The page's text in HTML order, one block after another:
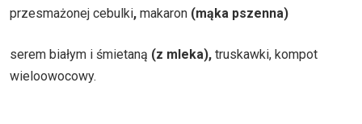
przesmażonej cebulki, makaron (mąka pszenna)
serem białym i śmietaną (z mleka), truskawki, kompot
wieloowocowy.